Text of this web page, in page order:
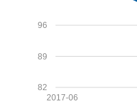
82
89
96
2017-06